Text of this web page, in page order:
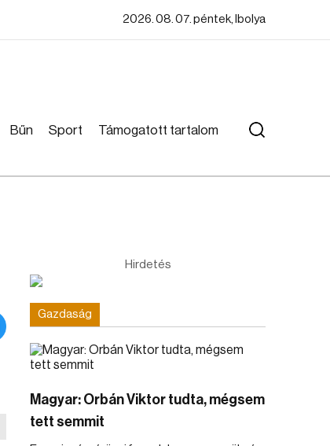
2026. 08. 07. péntek, Ibolya
Bűn Sport Támogatott tartalom
Hirdetés
Gazdaság
Magyar: Orbán Viktor tudta, mégsem
tett semmit